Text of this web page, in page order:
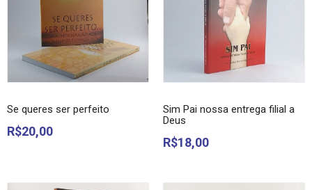
Se queres ser perfeito
R$20,00
Sim Pai nossa entrega filial a
Deus
R$18,00